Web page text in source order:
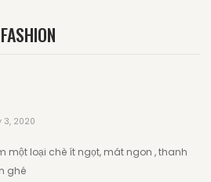
FASHION
3, 2020
một loại chè ít ngọt, mát ngon , thanh
ghé